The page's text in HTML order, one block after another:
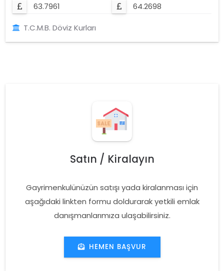
63.7961
64.2698
T.C.M.B. Döviz Kurları
Satın / Kiralayın
Gayrimenkulünüzün satışı yada kiralanması için
aşağıdaki linkten formu doldurarak yetkili emlak
danışmanlarımıza ulaşabilirsiniz.
HEMEN BAŞVUR